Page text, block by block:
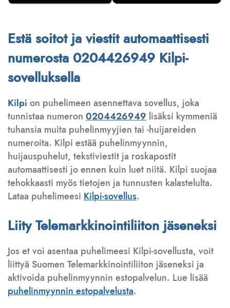
Estä soitot ja viestit automaattisesti
numerosta 0204426949 Kilpi-
sovelluksella
Kilpi on puhelimeen asennettava sovellus, joka
tunnistaa numeron 0204426949 lisäksi kymmeniä
tuhansia muita puhelinmyyjien tai -huijareiden
numeroita. Kilpi estää puhelinmyynnin,
huijauspuhelut, tekstiviestit ja roskapostit
automaattisesti jo ennen kuin luet niitä. Kilpi suojaa
tehokkaasti myös tietojen ja tunnusten kalastelulta.
Lataa puhelimeesi Kilpi-sovellus.
Liity Telemarkkinointiliiton jäseneksi
Jos et voi asentaa puhelimeesi Kilpi-sovellusta, voit
liittyä Suomen Telemarkkinointiliiton jäseneksi ja
aktivoida puhelinmyynnin estopalvelun. Lue lisää
puhelinmyynnin estopalvelusta.